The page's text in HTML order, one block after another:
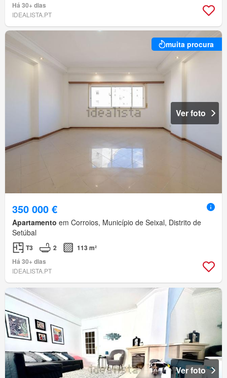
Há 30+ dias
IDEALISTA.PT
muita procura
Ver foto
350 000 €
Apartamento em Corroios, Município de Seixal, Distrito de
Setúbal
T3 2
113 m²
Há 30+ dias
IDEALISTA.PT
Ver foto